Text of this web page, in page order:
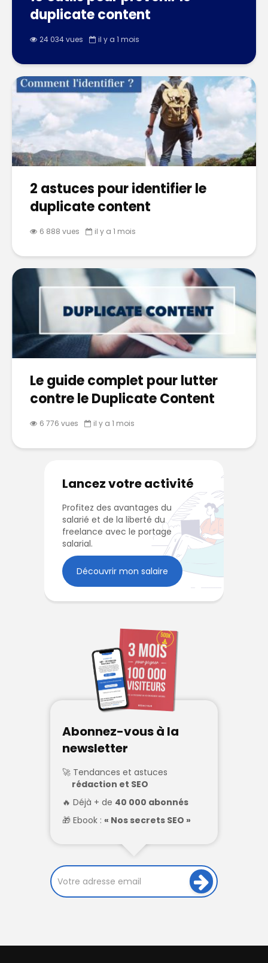
duplicate content
24 034 vues il y a 1 mois
2 astuces pour identifier le
duplicate content
6 888 vues il y a 1 mois
Le guide complet pour lutter
contre le Duplicate Content
6 776 vues il y a 1 mois
Lancez votre activité
Profitez des avantages du
salarié et de la liberté du
freelance avec le portage
salarial.
Découvrir mon salaire
Abonnez-vous à la
newsletter
Tendances et astuces
rédaction et SEO
Déjà + de 40 000 abonnés
Ebook : « Nos secrets SEO »